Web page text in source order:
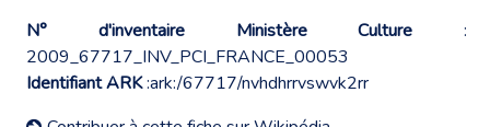
N° d'inventaire Ministère Culture :
2009_67717_INV_PCI_FRANCE_00053
Identifiant ARK:ark:/67717/nvhdhrrvswvk2rr